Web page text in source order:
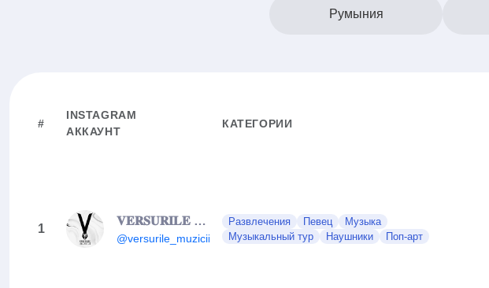
Румыния
#
INSTAGRAM
АККАУНТ
КАТЕГОРИИ
1
𝐕𝐄𝐑𝐒𝐔𝐑𝐈𝐋𝐄 𝐌𝐔𝐙𝐈𝐂𝐈𝐈
@versurile_muzicii1
Развлечения Певец
Музыка
Музыкальный тур
Наушники Поп-арт